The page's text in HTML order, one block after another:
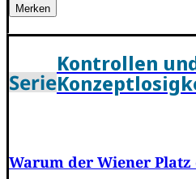
Merken
Serie
Kontrollen
Warum der Wiener